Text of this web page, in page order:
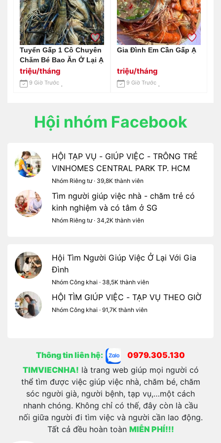
Tuyển Gấp 1 Cô Chuyên
Chăm Bé Bao Ăn Ở Lại Ạ
triệu/tháng
9 Giờ Trước
Gia Đình Em Cần Gấp Ạ
triệu/tháng
9 Giờ Trước
Hội nhóm Facebook
HỘI TẠP VỤ - GIÚP VIỆC - TRÔNG TRẺ
VINHOMES CENTRAL PARK TP. HCM
Nhóm Riêng tư · 39,8K thành viên
Tìm người giúp việc nhà - chăm trẻ có
kinh nghiệm và có tâm ở SG
Nhóm Riêng tư · 34,2K thành viên
Hội Tìm Người Giúp Việc Ở Lại Với Gia
Đình
Nhóm Công khai · 38,5K thành viên
HỘI TÌM GIÚP VIỆC - TẠP VỤ THEO GIỜ
Nhóm Công khai · 91,7K thành viên
Thông tin liên hệ:
0979.305.130
TIMVIECNHA! là trang web giúp mọi người có
thể tìm được việc giúp việc nhà, chăm bé, chăm
sóc người già, người bệnh, tạp vụ,…một cách
nhanh chóng. Không chỉ có thế, đây còn là cầu
nối giữa người đi tìm việc và người cần lao động.
Tất cả đều hoàn toàn MIỄN PHÍ!!!